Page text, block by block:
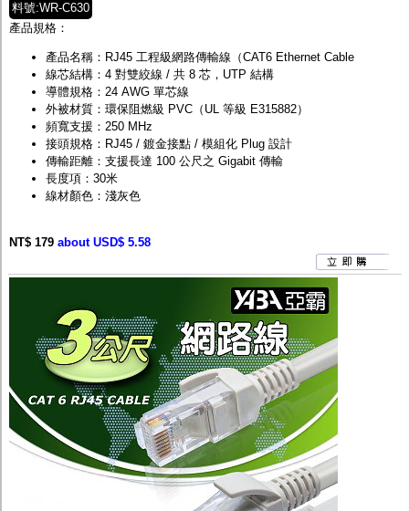
料號:WR-C630
產品規格：
產品名稱：RJ45 工程級網路傳輸線（CAT6 Ethernet Cable
線芯結構：4 對雙絞線 / 共 8 芯，UTP 結構
導體規格：24 AWG 單芯線
外被材質：環保阻燃級 PVC（UL 等級 E315882）
頻寬支援：250 MHz
接頭規格：RJ45 / 鍍金接點 / 模組化 Plug 設計
傳輸距離：支援長達 100 公尺之 Gigabit 傳輸
長度項：30米
線材顏色：淺灰色
NT$ 179 about USD$ 5.58